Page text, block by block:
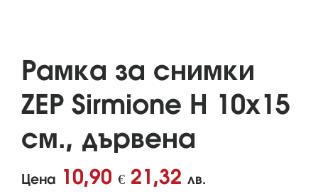
Рамка за снимки
ZEP Sirmione H 10x15
см., дървена
Цена 10,90 € 21,32 лв.